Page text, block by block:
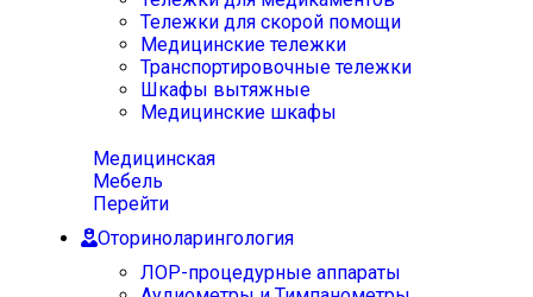
Тележки для скорой помощи
Медицинские тележки
Транспортировочные тележки
Шкафы вытяжные
Медицинские шкафы
Медицинская
Мебель
Перейти
Оториноларингология
ЛОР-процедурные аппараты